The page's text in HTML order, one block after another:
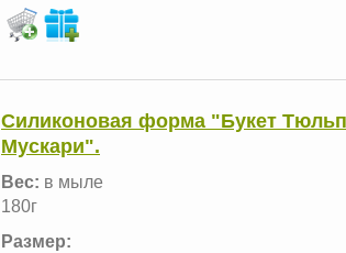
Силиконовая форма "Букет
Мускари".
Вес: в мыле
180г
Размер: